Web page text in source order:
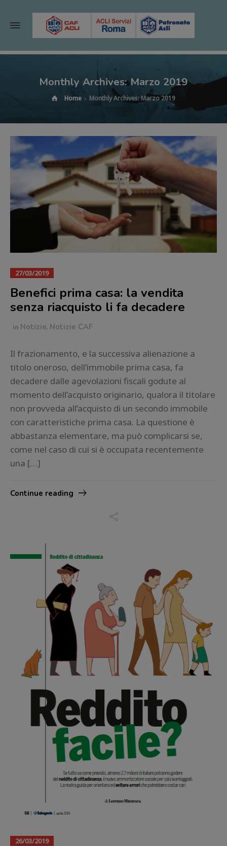
Monthly Archives: Marzo 2019
Home Monthly Archives: Marzo 2019
27/03/2019
Benefici prima casa: la vendita
senza riacquisto li fa decadere
in Notizie, Notizie CAF
Il frazionamento, e la successiva alienazione a
titolo oneroso, dell’immobile prima casa, fa
decadere dalle agevolazioni fiscali godute al
momento dell’acquisto originario, qualora il titolare
non provveda all’acquisto di un secondo immobile
con caratteristiche prima casa. La questione è
abbastanza elementare, ma può complicarsi se,
come nel caso di cui si è occupata recentemente
una […]
Continue reading
26/03/2019